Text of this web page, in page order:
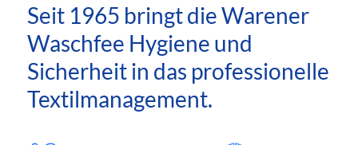
Seit 1965 bringt die Warener
Waschfee Hygiene und
Sicherheit in das professionelle
Textilmanagement.